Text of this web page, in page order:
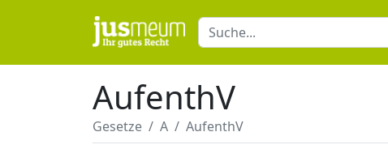
AufenthV
Gesetze A AufenthV